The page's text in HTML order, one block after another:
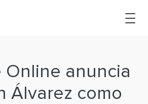
Online anuncia
Álvarez como